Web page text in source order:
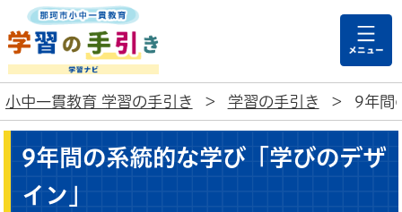
那珂市小中一貫教
小中一貫教育 学習の手引き > 学習の手引き > 9年間
9年間の系統的な学び「学びのデザ
イン」